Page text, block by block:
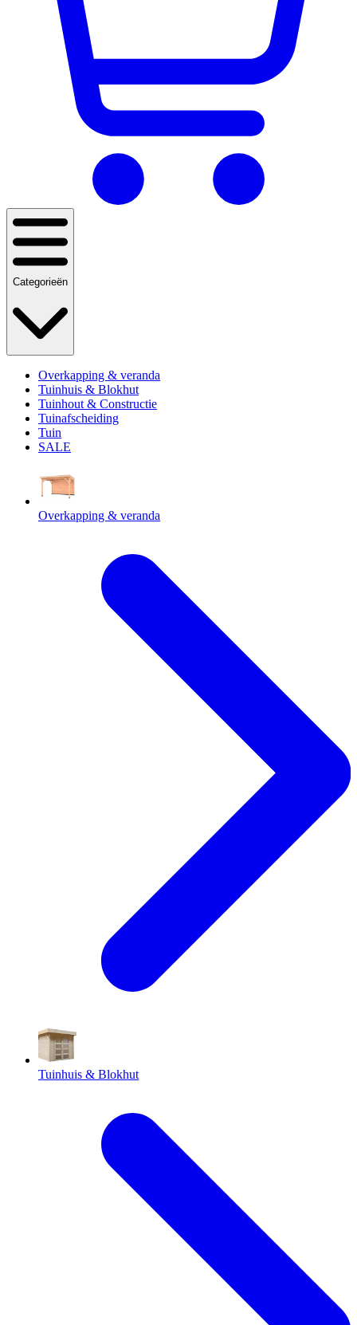
Categorieën
Overkapping & veranda
Tuinhuis & Blokhut
Tuinhout & Constructie
Tuinafscheiding
Tuin
SALE
Overkapping & veranda
Tuinhuis & Blokhut